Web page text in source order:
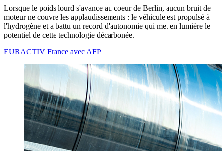
Lorsque le poids lourd s'avance au coeur de Berlin, aucun bruit de
moteur ne couvre les applaudissements : le véhicule est propulsé à
l'hydrogène et a battu un record d'autonomie qui met en lumière le
potentiel de cette technologie décarbonée.
EURACTIV France avec AFP